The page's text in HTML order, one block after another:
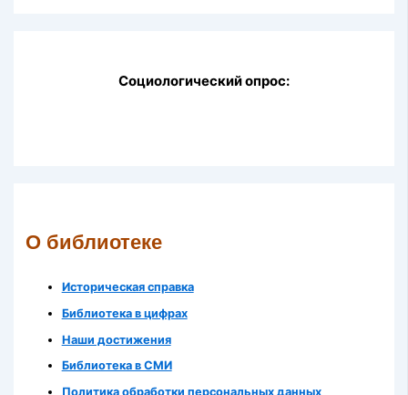
Социологический опрос:
О библиотеке
Историческая справка
Библиотека в цифрах
Наши достижения
Библиотека в СМИ
Политика обработки персональных данных